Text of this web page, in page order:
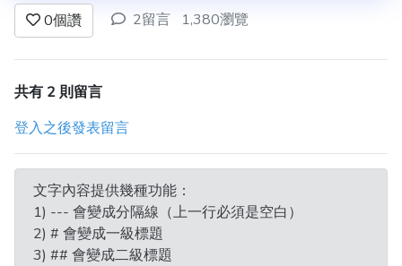
0個讚 2留言 1,380瀏覽
共有 2 則留言
登入之後發表留言
文字內容提供幾種功能：
1) --- 會變成分隔線（上一行必須是空白）
2) # 會變成一級標題
3) ## 會變成二級標題